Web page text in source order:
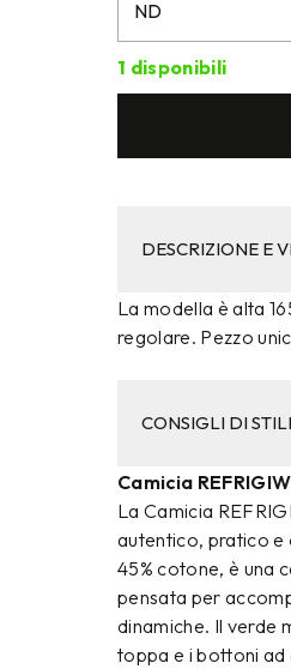
1 disponibili
DESCRIZIONE E
La modella è alta
regolare. Pezzo
CONSIGLI DI
Camicia
La Camicia
autentico, pratico e
45% cotone, è una
pensata per
dinamiche. Il verde
toppa e i bottoni ad